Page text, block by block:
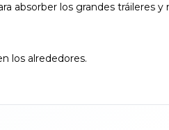
absorber los grandes tráileres
los alrededores.